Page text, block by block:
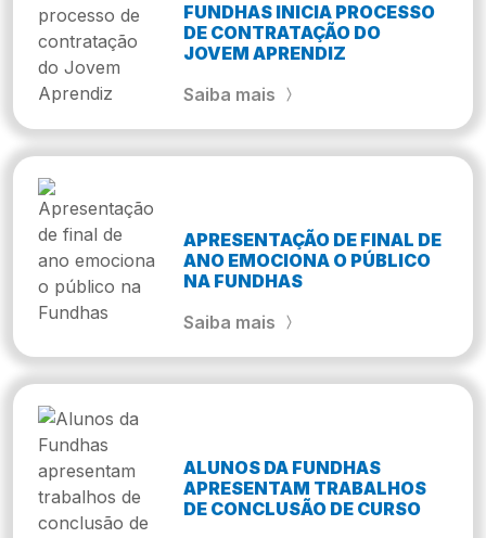
FUNDHAS INICIA PROCESSO
DE CONTRATAÇÃO DO
JOVEM APRENDIZ
Saiba mais
APRESENTAÇÃO DE FINAL DE
ANO EMOCIONA O PÚBLICO
NA FUNDHAS
Saiba mais
ALUNOS DA FUNDHAS
APRESENTAM TRABALHOS
DE CONCLUSÃO DE CURSO